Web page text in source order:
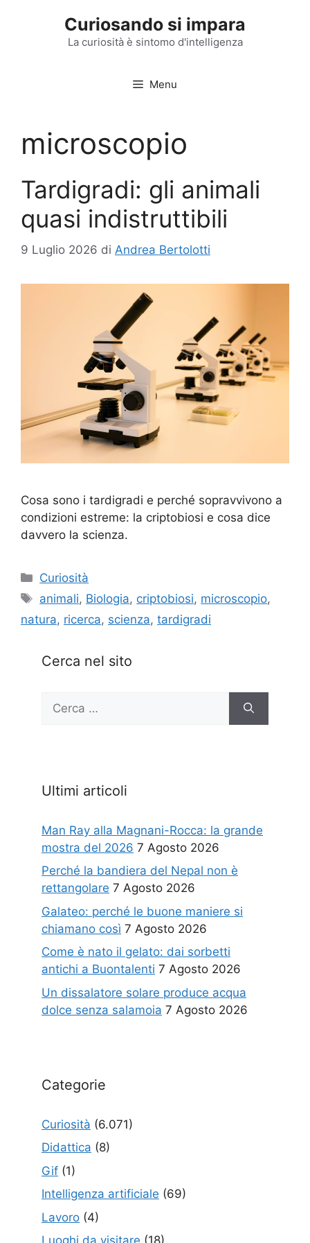
Curiosando si impara
La curiosità è sintomo d'intelligenza
Menu
microscopio
Tardigradi: gli animali
quasi indistruttibili
9 Luglio 2026 di Andrea Bertolotti
Cosa sono i tardigradi e perché sopravvivono a
condizioni estreme: la criptobiosi e cosa dice
davvero la scienza.
Categorie
Curiosità
Tag
animali, Biologia, criptobiosi, microscopio,
natura, ricerca, scienza, tardigradi
Cerca nel sito
per:
Ultimi articoli
Man Ray alla Magnani-Rocca: la grande
mostra del 2026 7 Agosto 2026
Perché la bandiera del Nepal non è
rettangolare 7 Agosto 2026
Galateo: perché le buone maniere si
chiamano così 7 Agosto 2026
Come è nato il gelato: dai sorbetti
antichi a Buontalenti 7 Agosto 2026
Un dissalatore solare produce acqua
dolce senza salamoia 7 Agosto 2026
Categorie
Curiosità (6.071)
Didattica (8)
Gif (1)
Intelligenza artificiale (69)
Lavoro (4)